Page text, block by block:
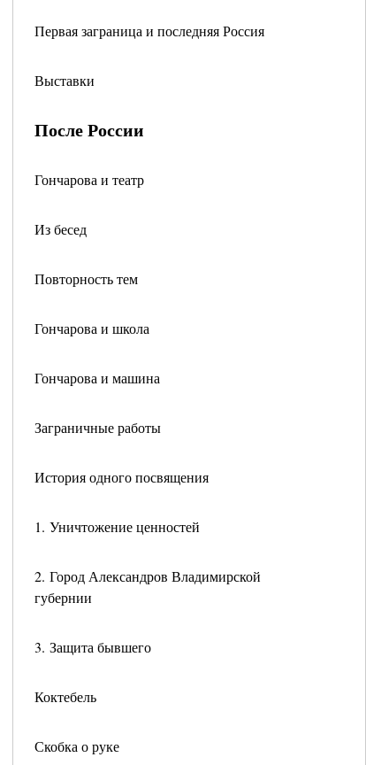
Первая заграница и последняя Россия
Выставки
После России
Гончарова и театр
Из бесед
Повторность тем
Гончарова и школа
Гончарова и машина
Заграничные работы
История одного посвящения
1. Уничтожение ценностей
2. Город Александров Владимирской
губернии
3. Защита бывшего
Коктебель
Скобка о руке